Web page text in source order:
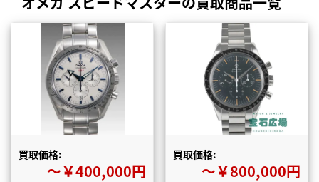
買取価格:
〜￥400,000円
買取価格:
〜￥800,000円